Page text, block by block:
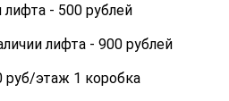
лифта - 500 рублей
лифта - 900 рублей
этаж 1 коробка